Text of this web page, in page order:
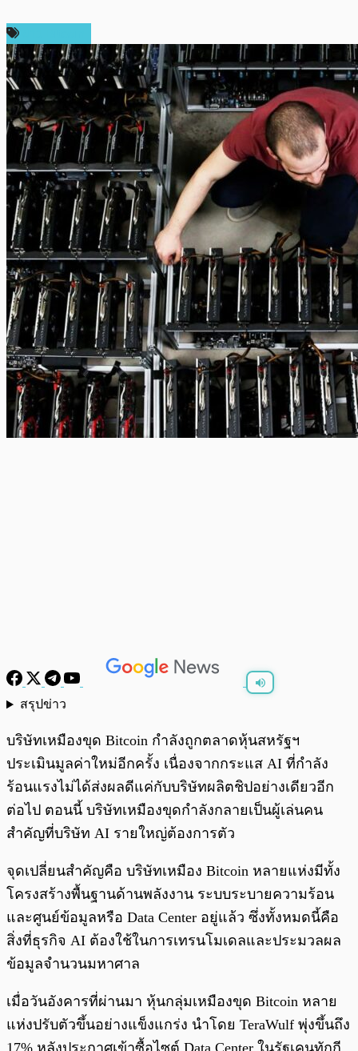
สรุปข่าว
บริษัทเหมืองขุด Bitcoin กำลังถูกตลาดหุ้นสหรัฐฯ
ประเมินมูลค่าใหม่อีกครั้ง เนื่องจากกระแส AI ที่กำลัง
ร้อนแรงไม่ได้ส่งผลดีแค่กับบริษัทผลิตชิปอย่างเดียวอีก
ต่อไป ตอนนี้ บริษัทเหมืองขุดกำลังกลายเป็นผู้เล่นคน
สำคัญที่บริษัท AI รายใหญ่ต้องการตัว
จุดเปลี่ยนสำคัญคือ บริษัทเหมือง Bitcoin หลายแห่งมีทั้ง
โครงสร้างพื้นฐานด้านพลังงาน ระบบระบายความร้อน
และศูนย์ข้อมูลหรือ Data Center อยู่แล้ว ซึ่งทั้งหมดนี้คือ
สิ่งที่ธุรกิจ AI ต้องใช้ในการเทรนโมเดลและประมวลผล
ข้อมูลจำนวนมหาศาล
เมื่อวันอังคารที่ผ่านมา หุ้นกลุ่มเหมืองขุด Bitcoin หลาย
แห่งปรับตัวขึ้นอย่างแข็งแกร่ง นำโดย TeraWulf พุ่งขึ้นถึง